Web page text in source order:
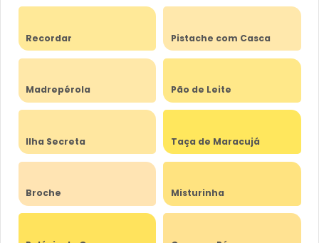
Recordar Pistache com Casca
Madrepérola Pão de Leite
Ilha Secreta Taça de Maracujá
Broche Misturinha